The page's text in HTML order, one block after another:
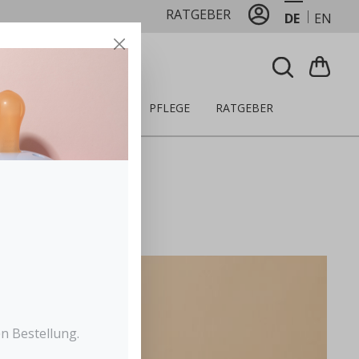
RATGEBER DE EN
PFLEGE RATGEBER
Bestellung.